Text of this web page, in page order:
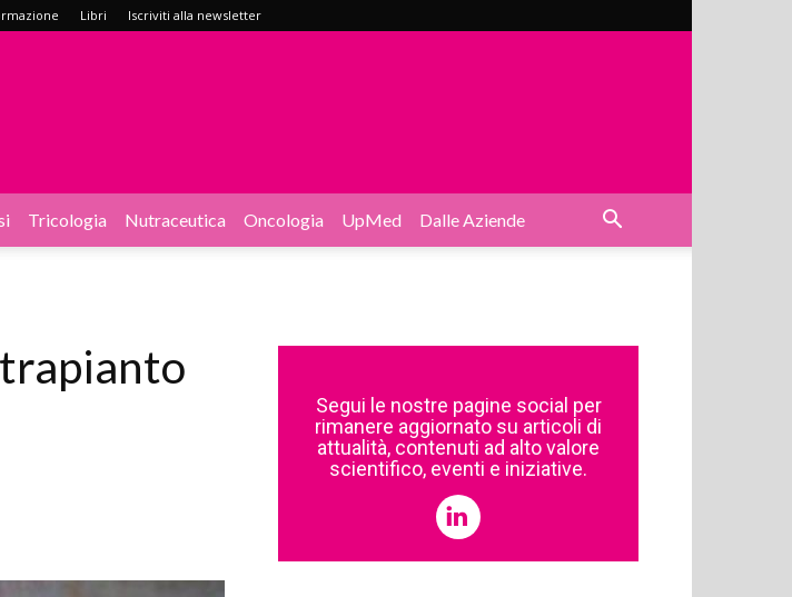
Libri Iscriviti alla newsletter
Tricologia Nutraceutica Oncologia UpMed Dalle Aziende
Segui le nostre pagine social per
rimanere aggiornato su articoli di
attualità, contenuti ad alto valore
scientifico, eventi e iniziative.